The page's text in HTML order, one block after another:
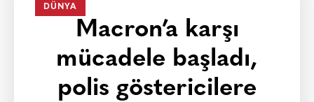
DÜNYA
Macron’a karşı
mücadele başladı,
polis göstericilere